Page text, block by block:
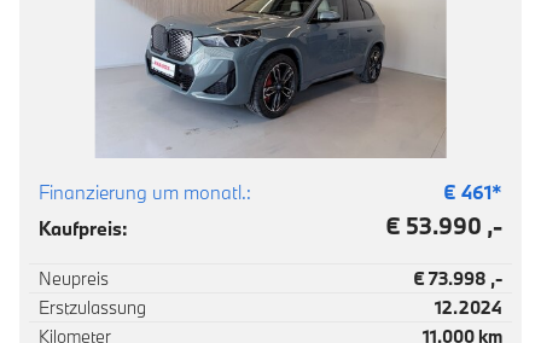
Finanzierung um monatl.: € 461*
Kaufpreis:
€ 53.990 ,-
Neupreis
€ 73.998 ,-
Erstzulassung
12.2024
Kilometer
11.000 km